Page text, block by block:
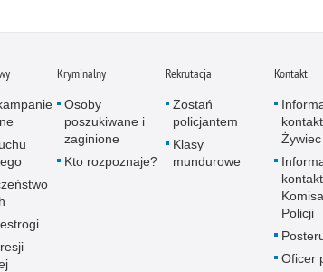
Kryminalny
Osoby
poszukiwane i
zaginione
Kto rozpoznaje?
Rekrutacja
Zostań
policjantem
Klasy
mundurowe
Kontakt
Żywiec
Policji
Oficer